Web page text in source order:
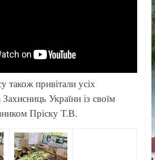
також привітали усіх
Захисниць України із своїм
Пріску Т.В.